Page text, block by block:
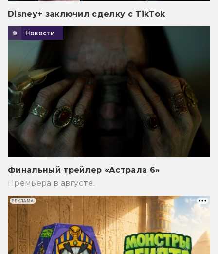
Disney+ заключил сделку с TikTok
Новости
Финальный трейлер «Астрала 6»
Премьера в августе.
РЕКЛАМА